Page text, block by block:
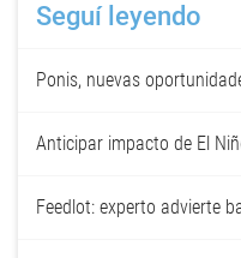
Seguí leyendo
Ponis, nuevas
Anticipar impacto de El
Feedlot: experto advierte